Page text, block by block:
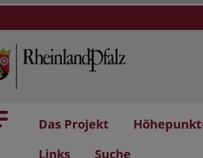
Das Projekt
Links
Suche